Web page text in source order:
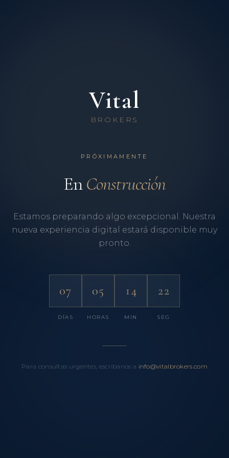
Vital
BROKERS
PRÓXIMAMENTE
EnConstrucción
Estamos preparando algo excepcional. Nuestra
nueva experiencia digital estará disponible muy
pronto.
07
DÍAS
05
HORAS
14
MIN
22
SEG
Para consultas urgentes, escríbanos a info@vitalbrokers.com